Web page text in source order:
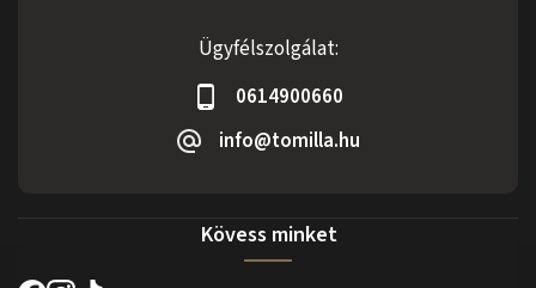
Ügyfélszolgálat:
0614900660
info@tomilla.hu
Kövess minket